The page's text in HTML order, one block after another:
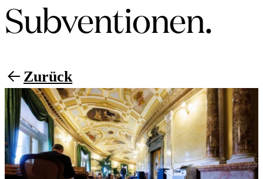
Subventionen.
Zurück